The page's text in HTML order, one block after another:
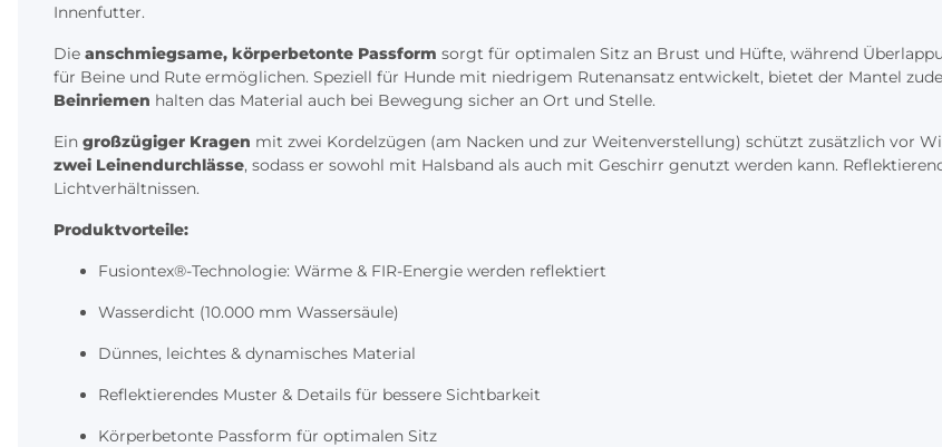
Innenfutter.
Die anschmiegsame, körperbetonte Passform sorgt für optimalen Sitz an Brust und Hüfte, während
für Beine und Rute ermöglichen. Speziell für Hunde mit niedrigem Rutenansatz entwickelt, bietet der Mantel
Beinriemen halten das Material auch bei Bewegung sicher an Ort und Stelle.
Ein großzügiger Kragen mit zwei Kordelzügen (am Nacken und zur Weitenverstellung) schützt zusätzlich vor
zwei Leinendurchlässe, sodass er sowohl mit Halsband als auch mit Geschirr genutzt werden kann.
Lichtverhältnissen.
Produktvorteile:
Fusiontex®-Technologie: Wärme & FIR-Energie werden reflektiert
Wasserdicht (10.000 mm Wassersäule)
Dünnes, leichtes & dynamisches Material
Reflektierendes Muster & Details für bessere Sichtbarkeit
Körperbetonte Passform für optimalen Sitz